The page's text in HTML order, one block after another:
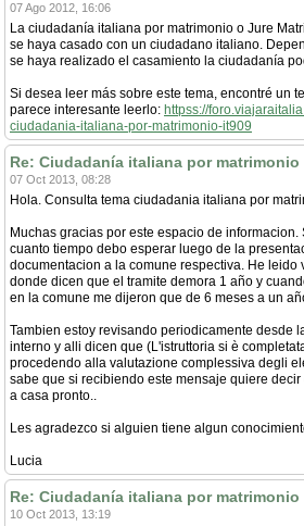
07 Ago 2012, 16:06
La ciudadanía italiana por matrimonio o Jure
se haya casado con un ciudadano italiano.
se haya realizado el casamiento la ciudadanía
Si desea leer más sobre este tema, encontré un
parece interesante leerlo: httpss://
ciudadania-italiana-por-matrimonio-it909
Re: Ciudadanía italiana por matrimonio
07 Oct 2013, 08:28
Hola. Consulta tema ciudadania italiana por
Muchas gracias por este espacio de
cuanto tiempo debo esperar luego de la
documentacion a la comune respectiva. He leido
donde dicen que el tramite demora 1 año y
en la comune me dijeron que de 6 meses a un
Tambien estoy revisando periodicamente desde
interno y alli dicen que (L'istruttoria si è
procedendo alla valutazione complessiva degli
sabe que si recibiendo este mensaje quiere
a casa pronto..
Les agradezco si alguien tiene algun
Lucia
Re: Ciudadanía italiana por matrimonio
10 Oct 2013, 13:19